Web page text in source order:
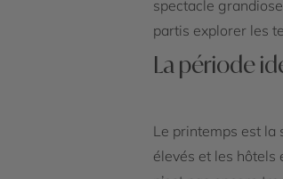
spectacle
partis explorer les
La période
Le printemps est la
élevés et les hôtels